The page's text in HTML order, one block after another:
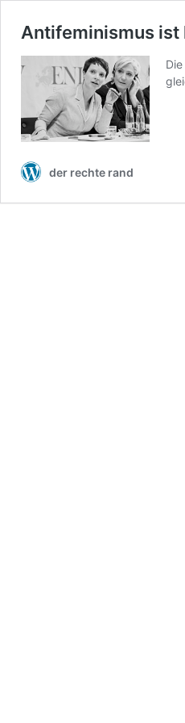
Antifeminismus ist
der rechte rand